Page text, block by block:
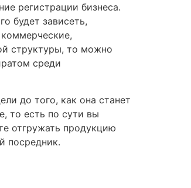
регистрации бизнеса.
будет зависеть,
структуры, то можно
среди
до того, как она станет
то есть по сути вы
отгружать продукцию
посредник.